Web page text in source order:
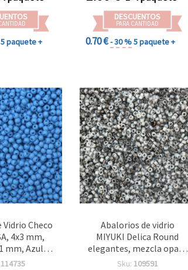
5 paquete +
DESCUENTOS
PARA CANTIDAD
0.70 €- 30 %5 paquete +
Vidrio Checo
4x3 mm,
mm, Azul
(±320 uds.)
114735
Abalorios de vidrio
MIYUKI Delica Round
elegantes, mezcla opaca
esmaltada en blanco y
Sku: 109591